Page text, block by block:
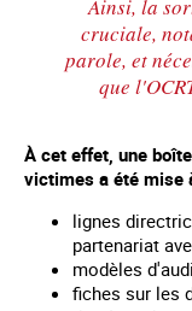
Ainsi, la
cruciale,
parole, et
que
À cet effet, une
victimes a été mise
lignes
partenariat
modèles
fiches sur les